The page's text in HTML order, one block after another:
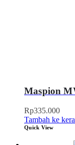
Maspion
Rp335.000
Tambah ke
Quick View